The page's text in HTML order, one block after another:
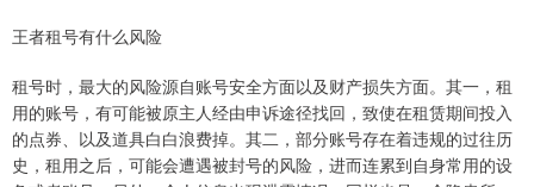
王者租号有什么风险
租号时，最大的风险源自账号安全方面以及财产损失方面。其一，租
用的账号，有可能被原主人经由申诉途径找回，致使在租赁期间投入
的点券、以及道具白白浪费掉。其二，部分账号存在着违规的过往历
史，租用之后，可能会遭遇被封号的风险，进而连累到自身常用的设